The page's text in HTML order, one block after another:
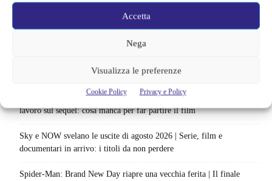
Accetta
Nega
Visualizza le preferenze
Cookie Policy Privacy e Policy
Ready Player Two torna a dare segnali di vita | Zak Penn conferma il
lavoro sul sequel: cosa manca per far partire il film
Sky e NOW svelano le uscite di agosto 2026 | Serie, film e
documentari in arrivo: i titoli da non perdere
Spider-Man: Brand New Day riapre una vecchia ferita | Il finale